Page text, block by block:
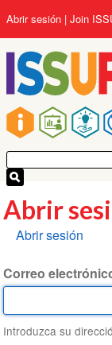
al
contenido
principal
Main
navigation
User
account
menu
Abrir sesión Join
Abrir
Solapas
Abrir sesión
Correo
Introduzca su